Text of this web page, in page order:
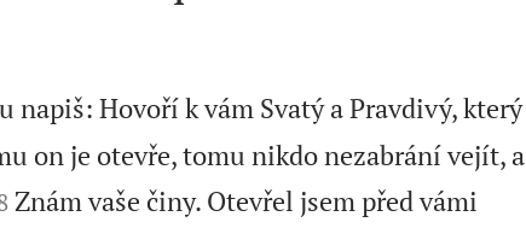
Hovoří k vám Svatý a Pravdivý, který
on je otevře, tomu nikdo nezabrání vejít, a
Znám vaše činy. Otevřel jsem před vámi